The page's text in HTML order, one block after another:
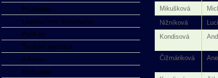
Mikušková
Nižníková
Kondisová
Čižmáriková
Podujatia
Legislativne dokumenty
Pošli tip
Školské knižnice
Adresár
Podujatia